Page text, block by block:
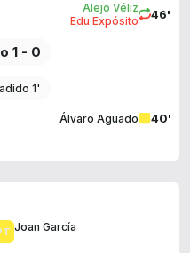
46'
Alejo Véliz
Edu Expósito
1 - 0
1'
40'
Álvaro Aguado
Joan García